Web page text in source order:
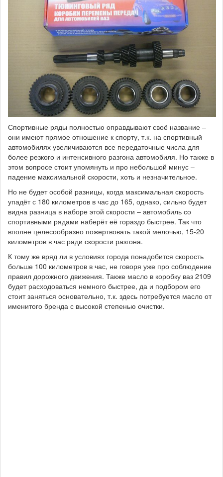
Спортивные ряды полностью оправдывают своё название –
они имеют прямое отношение к спорту, т.к. на спортивный
автомобилях увеличиваются все передаточные числа для
более резкого и интенсивного разгона автомобиля. Но также в
этом вопросе стоит упомянуть и про небольшой минус –
падение максимальной скорости, хоть и незначительное.
Но не будет особой разницы, когда максимальная скорость
упадёт с 180 километров в час до 165, однако, сильно будет
видна разница в наборе этой скорости – автомобиль со
спортивными рядами наберёт её гораздо быстрее. Так что
вполне целесообразно пожертвовать такой мелочью, 15-20
километров в час ради скорости разгона.
К тому же вряд ли в условиях города понадобится скорость
больше 100 километров в час, не говоря уже про соблюдение
правил дорожного движения. Также масло в коробку ваз 2109
будет расходоваться немного быстрее, да и подбором его
стоит заняться основательно, т.к. здесь потребуется масло от
именитого бренда с высокой степенью очистки.